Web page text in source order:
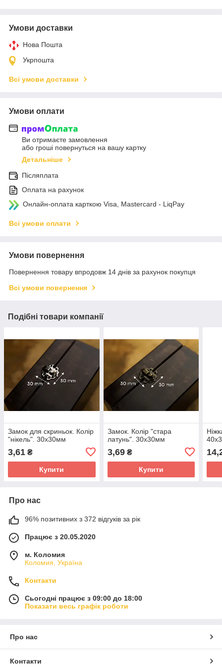
Умови доставки
Нова Пошта
Укрпошта
Всі умови доставки
Умови оплати
Ви отримаєте замовлення
або гроші повернуться на вашу картку
Детальніше
Післяплата
Оплата на рахунок
Онлайн-оплата карткою Visa, Mastercard - LiqPay
Всі умови оплати
Умови повернення
Повернення товару впродовж 14 днів за рахунок покупця
Всі умови повернення
Подібні товари компанії
Замок для скриньок. Колір
"нікель". 30х30мм
3,61 ₴
Купити
Замок. Колір "стара
латунь". 30х30мм
3,69₴
Купити
Про нас
96% позитивних з 372 відгуків за рік
Працює з 20.05.2020
м. Коломия
Коломия, Україна
Контакти
Сьогодні працює з 09:00 до 18:00
Показати весь графік роботи
Про нас
Контакти